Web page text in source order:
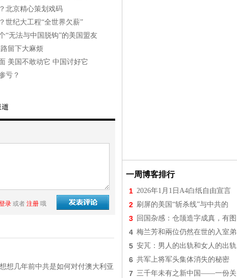
北京精心策划戏码
世纪大工程“全世界欠薪”
“无法与中国脱钩”的美国盟友
留下大麻烦
美国不敢动它 中国讨好它
亏？
录 或者 注册 哦
想几年前中共是如何对付澳大利亚
一周博客排行
1 2026年1月1日A4白纸自由宣言
2 刷屏的美国“斩杀线”与中共的
3 回国杂感：仓颉造字成真，有图
4 梅兰芳和兩位仍然在世的入室弟
5 安芃：男人的出轨和女人的出轨
6 共军上将军头集体消失的秘密
7 三千年未有之新中国——一份关